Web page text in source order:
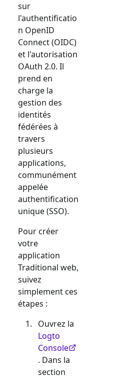
sur
l'authentificatio
n OpenID
Connect (OIDC)
et l'autorisation
OAuth 2.0. Il
prend en
charge la
gestion des
identités
fédérées à
travers
plusieurs
applications,
communément
appelée
authentification
unique (SSO).
Pour créer
votre
application
Traditional web,
suivez
simplement ces
étapes :
Ouvrez la
Logto
Console
. Dans la
section